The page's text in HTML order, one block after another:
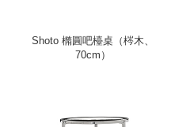
Shoto 橢圓吧檯桌（梣木、
70cm）